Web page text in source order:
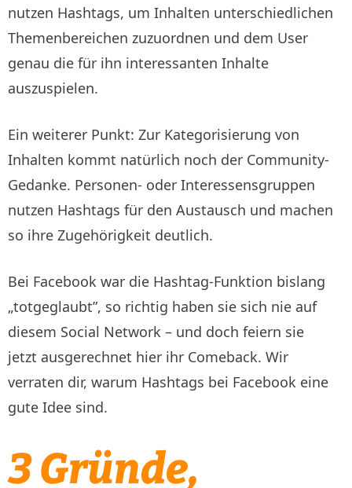
nutzen Hashtags, um Inhalten unterschiedlichen
Themenbereichen zuzuordnen und dem User
genau die für ihn interessanten Inhalte
auszuspielen.
Ein weiterer Punkt: Zur Kategorisierung von
Inhalten kommt natürlich noch der Community-
Gedanke. Personen- oder Interessensgruppen
nutzen Hashtags für den Austausch und machen
so ihre Zugehörigkeit deutlich.
Bei Facebook war die Hashtag-Funktion bislang
„totgeglaubt”, so richtig haben sie sich nie auf
diesem Social Network – und doch feiern sie
jetzt ausgerechnet hier ihr Comeback. Wir
verraten dir, warum Hashtags bei Facebook eine
gute Idee sind.
3 Gründe,